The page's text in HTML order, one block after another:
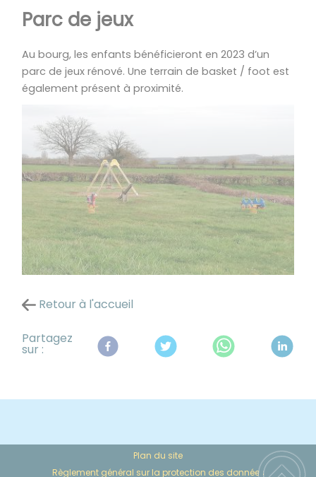
Parc de jeux
Au bourg, les enfants bénéficieront en 2023 d’un
parc de jeux rénové. Une terrain de basket / foot est
également présent à proximité.
Retour à l'accueil
Partagez
sur :
Plan du site
Règlement général sur la protection des données